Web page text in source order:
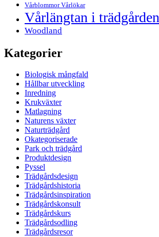
Vårblommor Vårlökar
Vårlängtan i trädgården
Woodland
Kategorier
Biologisk mångfald
Hållbar utveckling
Inredning
Krukväxter
Matlagning
Naturens växter
Naturträdgård
Okategoriserade
Park och trädgård
Produktdesign
Pyssel
Trädgårdsdesign
Trädgårdshistoria
Trädgårdsinspiration
Trädgårdskonsult
Trädgårdskurs
Trädgårdsodling
Trädgårdsresor